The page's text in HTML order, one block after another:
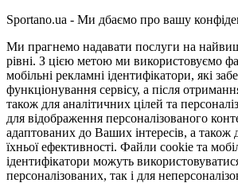
Sportano.ua - Ми дбаємо про вашу
Ми прагнемо надавати послуги на
рівні. З цією метою ми використовуємо
мобільні рекламні ідентифікатори, які
функціонування сервісу, а після
також для аналітичних цілей та
для відображення персоналізованого
адаптованих до Ваших інтересів, а також
їхньої ефективності. Файли cookie та
ідентифікатори можуть
персоналізованих, так і для